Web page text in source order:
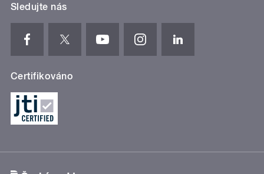
Sledujte nás
Certifikováno